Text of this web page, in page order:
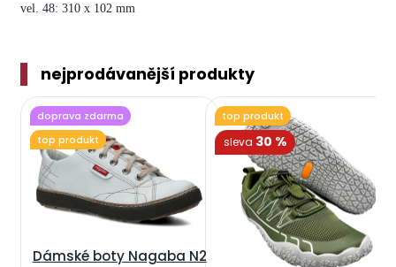
vel. 48: 310 x 102 mm
nejprodávanější produkty
Dámské boty Nagaba N2
doprava zdarma
top produkt
top produkt
sleva 30 %